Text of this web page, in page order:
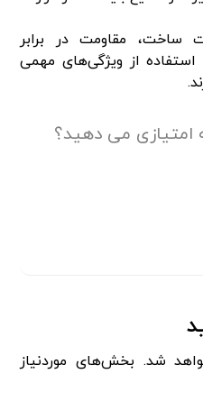
ساخت، مقاومت در برابر
از ویژگی‌های مهمی
امتیازی می دهید؟
شد. بخش‌های موردنیاز